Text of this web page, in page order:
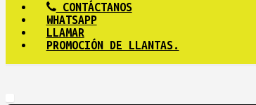
CONTÁCTANOS
WHATSAPP
LLAMAR
PROMOCIÓN DE LLANTAS.